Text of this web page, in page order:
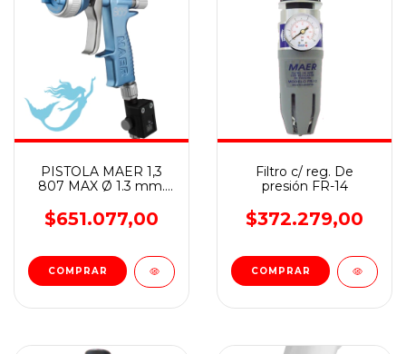
PISTOLA MAER 1,3
807 MAX Ø 1.3 mm.
Automotor Base
AGUA
$651.077,00
Filtro c/ reg. De
presión FR-14
$372.279,00